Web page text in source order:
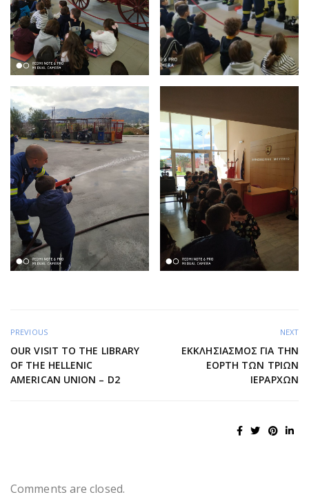
PREVIOUS
OUR VISIT TO THE LIBRARY
OF THE HELLENIC
AMERICAN UNION – D2
NEXT
ΕΚΚΛΗΣΙΑΣΜΌΣ ΓΙΑ ΤΗΝ
ΕΟΡΤΉ ΤΩΝ ΤΡΙΏΝ
ΙΕΡΑΡΧΏΝ
Comments are closed.